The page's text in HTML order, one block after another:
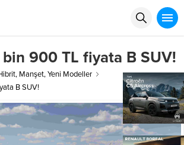
900 TL fiyata B SUV!
, Manşet,Yeni Modeller
B SUV!